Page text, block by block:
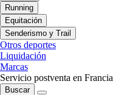
Running
Equitación
Senderismo y Trail
Otros deportes
Liquidación
Marcas
Servicio postventa en Francia
Buscar